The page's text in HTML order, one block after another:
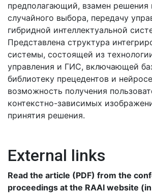
предполагающий, взамен решения
случайного выбора, передачу
гибридной интеллектуальной
Представлена структура
системы, состоящей из
управления и ГИС, включающей
библиотеку прецедентов и
возможность получения
контекстно-зависимых
принятия решения.
External links
Read the article (PDF) from the
proceedings at the RAAI website